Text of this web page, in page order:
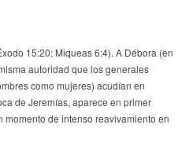
15:20; Miqueas 6:4). A Débora (en
autoridad que los generales
como mujeres) acudían en
de Jeremías, aparece en primer
de intenso reavivamiento en